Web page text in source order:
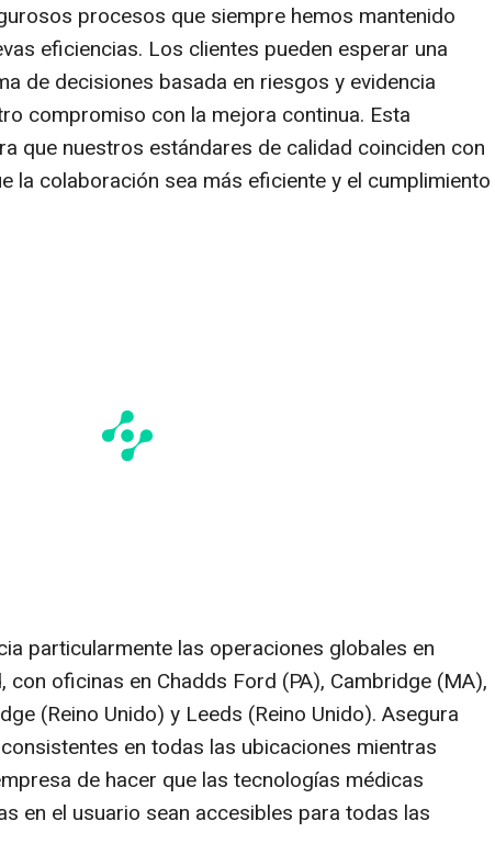
procesos que siempre hemos mantenido
eficiencias. Los clientes pueden esperar una
de decisiones basada en riesgos y evidencia
compromiso con la mejora continua. Esta
que nuestros estándares de calidad coinciden con
la colaboración sea más eficiente y el cumplimiento
particularmente las operaciones globales en
con oficinas en Chadds Ford (PA), Cambridge (MA),
(Reino Unido) y Leeds (Reino Unido). Asegura
en todas las ubicaciones mientras
de hacer que las tecnologías médicas
en el usuario sean accesibles para todas las